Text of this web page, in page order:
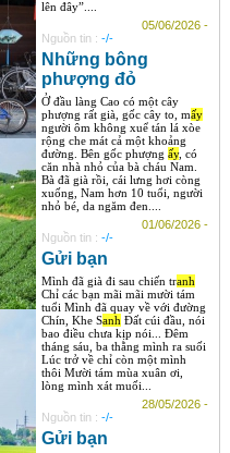
lên đây”....
05/06/2026 -
Nguồn tin : -/-
Những bông
phượng đỏ
Ở đầu làng Cao có một cây
phượng rất già, gốc cây to, mấy
người ôm không xuể tán lá xòe
rộng che mát cả một khoảng
đường. Bên gốc phượng ấy, có
căn nhà nhỏ của bà cháu Nam.
Bà đã già rồi, cái lưng hơi còng
xuống, Nam hơn 10 tuổi, người
nhỏ bé, da ngăm đen....
01/06/2026 -
Nguồn tin : -/-
Gửi bạn
Mình đã già đi sau chiến tranh
Chỉ các bạn mãi mãi mười tám
tuổi Mình đã quay về với đường
Chín, Khe SanhĐất cúi đầu, nói
bao điều chưa kịp nói... Đêm
tháng sáu, ba thằng mình ra suối
Lúc trở về chỉ còn một mình
thôi Mười tám mùa xuân ơi,
lòng mình xát muối...
28/05/2026 -
Nguồn tin : -/-
Gửi bạn